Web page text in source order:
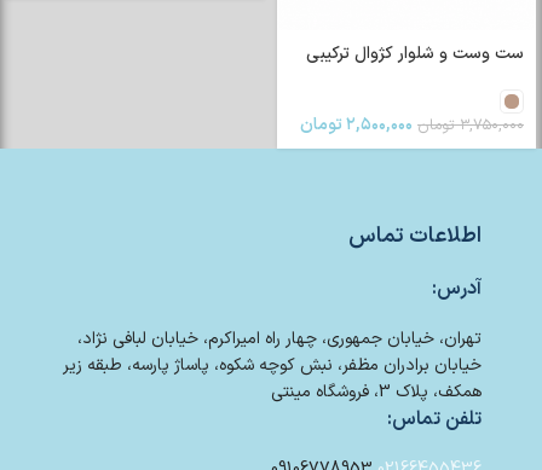
ست وست و شلوار کژوال ترکیبی
۳,۷۵۰,۰۰۰ تومان ۲,۵۰۰,۰۰۰تومان
اطلاعات تماس
آدرس:
تهران، خیابان جمهوری، چهار راه امیراکرم، خیابان لبافی نژاد،
خیابان برادران مظفر، نبش کوچه شکوه، پاساژ پارسه، طبقه زیر
همکف، پلاک 3، فروشگاه مینتی
تلفن تماس: